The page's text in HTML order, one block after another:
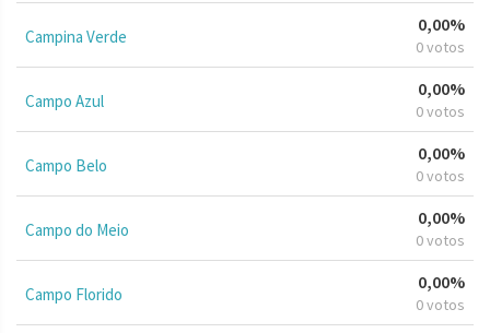
Campina Verde
0,00%
0 votos
Campo Azul
0,00%
0 votos
Campo Belo
0,00%
0 votos
Campo do Meio
0,00%
0 votos
Campo Florido
0,00%
0 votos